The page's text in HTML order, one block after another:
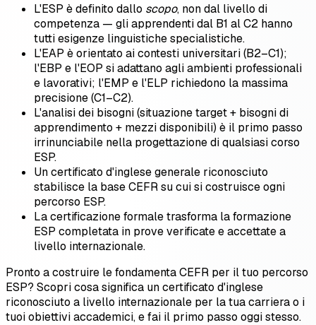
L'ESP è definito dallo scopo, non dal livello di
competenza — gli apprendenti dal B1 al C2 hanno
tutti esigenze linguistiche specialistiche.
L'EAP è orientato ai contesti universitari (B2–C1);
l'EBP e l'EOP si adattano agli ambienti professionali
e lavorativi; l'EMP e l'ELP richiedono la massima
precisione (C1–C2).
L'analisi dei bisogni (situazione target + bisogni di
apprendimento + mezzi disponibili) è il primo passo
irrinunciabile nella progettazione di qualsiasi corso
ESP.
Un certificato d'inglese generale riconosciuto
stabilisce la base CEFR su cui si costruisce ogni
percorso ESP.
La certificazione formale trasforma la formazione
ESP completata in prove verificate e accettate a
livello internazionale.
Pronto a costruire le fondamenta CEFR per il tuo percorso
ESP? Scopri cosa significa un certificato d'inglese
riconosciuto a livello internazionale per la tua carriera o i
tuoi obiettivi accademici, e fai il primo passo oggi stesso.